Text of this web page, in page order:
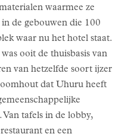
waarmee ze
de gebouwen die 100
waar nu het hotel staat.
ooit de thuisbasis van
van hetzelfde soort ijzer
dat Uhuru heeft
tafels in de lobby,
en een